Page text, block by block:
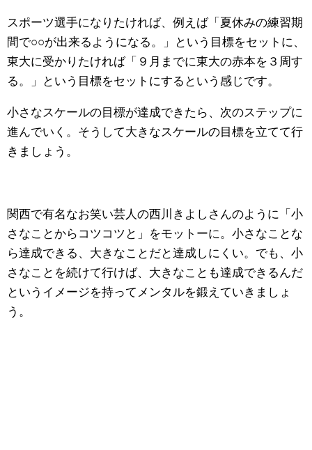
スポーツ選手になりたければ、例えば「夏休みの練習期
間で○○が出来るようになる。」という目標をセットに、
東大に受かりたければ「９月までに東大の赤本を３周す
る。」という目標をセットにするという感じです。
小さなスケールの目標が達成できたら、次のステップに
進んでいく。そうして大きなスケールの目標を立てて行
きましょう。
関西で有名なお笑い芸人の西川きよしさんのように「小
さなことからコツコツと」をモットーに。小さなことな
ら達成できる、大きなことだと達成しにくい。でも、小
さなことを続けて行けば、大きなことも達成できるんだ
というイメージを持ってメンタルを鍛えていきましょ
う。